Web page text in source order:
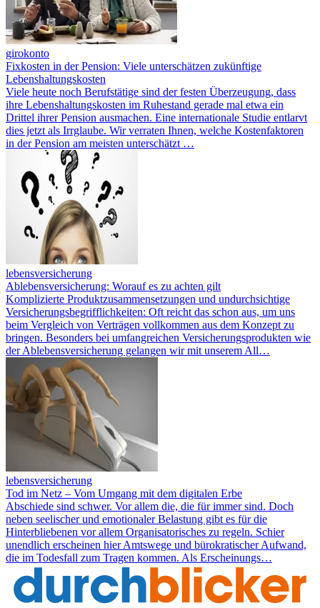
girokonto
Fixkosten in der Pension: Viele unterschätzen zukünftige
Lebenshaltungskosten
Viele heute noch Berufstätige sind der festen Überzeugung, dass
ihre Lebenshaltungskosten im Ruhestand gerade mal etwa ein
Drittel ihrer Pension ausmachen. Eine internationale Studie entlarvt
dies jetzt als Irrglaube. Wir verraten Ihnen, welche Kostenfaktoren
in der Pension am meisten unterschätzt …
lebensversicherung
Ablebensversicherung: Worauf es zu achten gilt
Komplizierte Produktzusammensetzungen und undurchsichtige
Versicherungsbegrifflichkeiten: Oft reicht das schon aus, um uns
beim Vergleich von Verträgen vollkommen aus dem Konzept zu
bringen. Besonders bei umfangreichen Versicherungsprodukten wie
der Ablebensversicherung gelangen wir mit unserem All…
lebensversicherung
Tod im Netz – Vom Umgang mit dem digitalen Erbe
Abschiede sind schwer. Vor allem die, die für immer sind. Doch
neben seelischer und emotionaler Belastung gibt es für die
Hinterbliebenen vor allem Organisatorisches zu regeln. Schier
unendlich erscheinen hier Amtswege und bürokratischer Aufwand,
die im Todesfall zum Tragen kommen. Als Erscheinungs…